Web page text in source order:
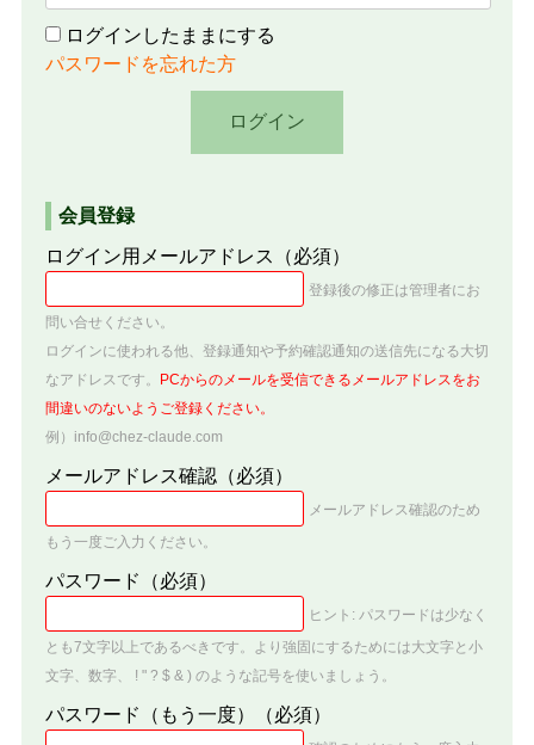
ログインしたままにする
パスワードを忘れた方
会員登録
ログイン用メールアドレス （必須）
登録後の修正は管理者にお
問い合せください。
ログインに使われる他、登録通知や予約確認通知の送信先になる大切
なアドレスです。
PCからのメールを受信できるメールアドレスをお
間違いのないようご登録ください。
例）info@chez-claude.com
メールアドレス確認（必須）
メールアドレス確認のため
もう一度ご入力ください。
パスワード （必須）
ヒント: パスワードは少なく
とも7文字以上であるべきです。より強固にするためには大文字と小
文字、数字、 ! " ? $ & ) のような記号を使いましょう。
パスワード（もう一度） （必須）